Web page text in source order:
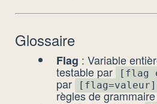
Glossaire
Flag : Variable
testable par
par [flag=valeur]
règles de